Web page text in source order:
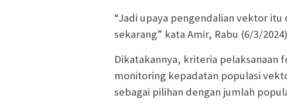
“Jadi upaya pengendalian vektor
sekarang” kata Amir, Rabu (6/3/
Dikatakannya, kriteria pelaksanaan
monitoring kepadatan populasi
sebagai pilihan dengan jumlah